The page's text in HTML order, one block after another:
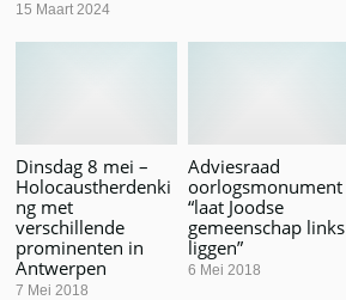
15 Maart 2024
Dinsdag 8 mei –
Holocaustherdenki
ng met
verschillende
prominenten in
Antwerpen
7 Mei 2018
Adviesraad
oorlogsmonument
“laat Joodse
gemeenschap links
liggen”
6 Mei 2018